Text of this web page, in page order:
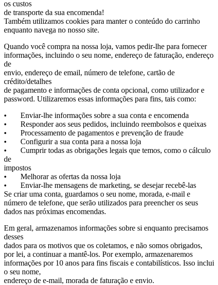
os custos
de transporte da sua encomenda!
Também utilizamos cookies para manter o conteúdo do carrinho
enquanto navega no nosso site.
Quando você compra na nossa loja, vamos pedir-lhe para fornecer
informações, incluindo o seu nome, endereço de faturação, endereço
de
envio, endereço de email, número de telefone, cartão de
crédito/detalhes
de pagamento e informações de conta opcional, como utilizador e
password. Utilizaremos essas informações para fins, tais como:
• Enviar-lhe informações sobre a sua conta e encomenda
• Responder aos seus pedidos, incluindo reembolsos e queixas
• Processamento de pagamentos e prevenção de fraude
• Configurir a sua conta para a nossa loja
• Cumprir todas as obrigações legais que temos, como o cálculo
de
impostos
• Melhorar as ofertas da nossa loja
• Enviar-lhe mensagens de marketing, se desejar recebê-las
Se criar uma conta, guardamos o seu nome, morada, e-mail e
número de telefone, que serão utilizados para preencher os seus
dados nas próximas encomendas.
Em geral, armazenamos informações sobre si enquanto precisamos
desses
dados para os motivos que os coletamos, e não somos obrigados,
por lei, a continuar a mantê-los. Por exemplo, armazenaremos
informações por 10 anos para fins fiscais e contabilísticos. Isso inclui
o seu nome,
endereço de e-mail, morada de faturação e envio.